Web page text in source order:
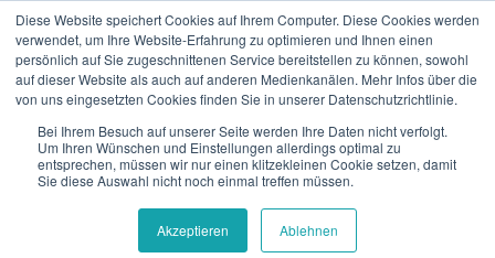
Diese Website speichert Cookies auf Ihrem Computer. Diese Cookies werden
verwendet, um Ihre Website-Erfahrung zu optimieren und Ihnen einen
persönlich auf Sie zugeschnittenen Service bereitstellen zu können, sowohl
auf dieser Website als auch auf anderen Medienkanälen. Mehr Infos über die
von uns eingesetzten Cookies finden Sie in unserer Datenschutzrichtlinie.
Bei Ihrem Besuch auf unserer Seite werden Ihre Daten nicht verfolgt.
Um Ihren Wünschen und Einstellungen allerdings optimal zu
entsprechen, müssen wir nur einen klitzekleinen Cookie setzen, damit
Sie diese Auswahl nicht noch einmal treffen müssen.
Akzeptieren Ablehnen
Climedo Press
Climedo Health veröffentlicht
Whitepaper zu den Folgen von COVID-19 für die
MedTech-Branche